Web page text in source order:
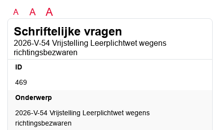
A A A
Schriftelijke vragen
2026-V-54 Vrijstelling Leerplichtwet wegens
richtingsbezwaren
ID
469
Onderwerp
2026-V-54 Vrijstelling Leerplichtwet wegens
richtingsbezwaren